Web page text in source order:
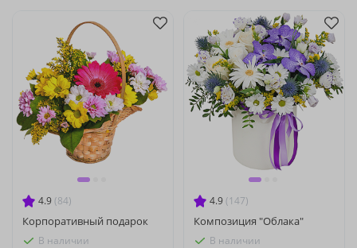
4.9 (84)
Корпоративный подарок
В наличии
4.9 (147)
Композиция "Облака"
В наличии